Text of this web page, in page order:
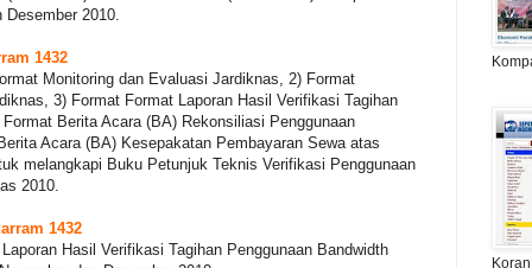
2010.
1432
Monitoring dan Evaluasi Jardiknas, 2) Format
3) Format Format Laporan Hasil Verifikasi Tagihan
Berita Acara (BA) Rekonsiliasi Penggunaan
Acara (BA) Kesepakatan Pembayaran Sewa atas
melangkapi Buku Petunjuk Teknis Verifikasi Penggunaan
2010.
1432
Hasil Verifikasi Tagihan Penggunaan Bandwidth